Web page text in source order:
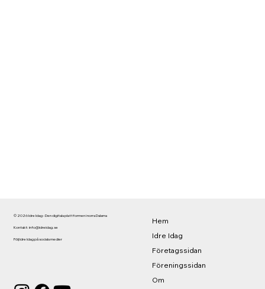
© 2026 Idre Idag - Den digitala plattformen i norra Dalarna
Kontakt: info@idreidag.se
Följ Idre Idag på sociala medier
Hem
Idre Idag
Företagssidan
Föreningssidan
Om